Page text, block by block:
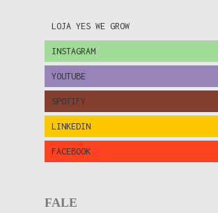
LOJA YES WE GROW
INSTAGRAM
YOUTUBE
SPOTIFY
LINKEDIN
FACEBOOK
FALE